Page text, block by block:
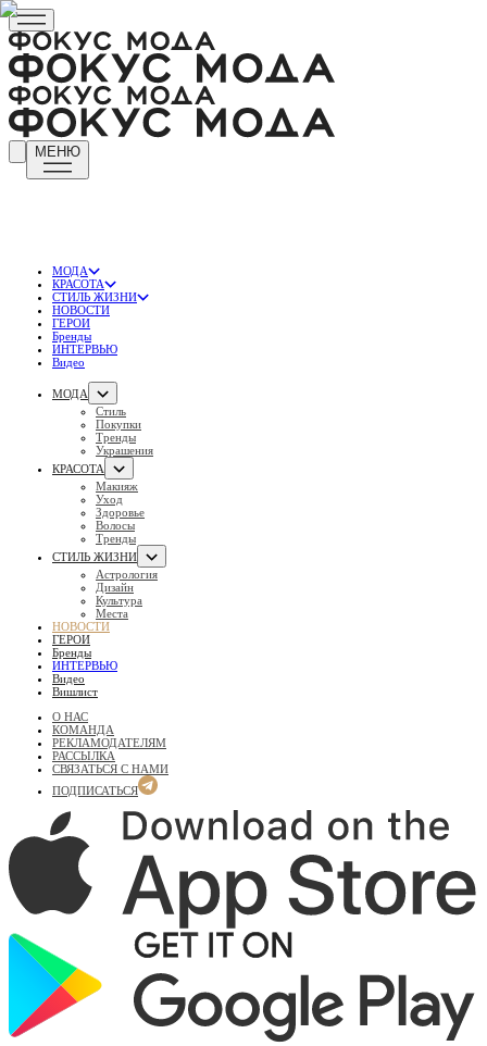
МЕНЮ
МОДА
КРАСОТА
СТИЛЬ ЖИЗНИ
НОВОСТИ
ГЕРОИ
Бренды
ИНТЕРВЬЮ
Видео
МОДА
Стиль
Покупки
Тренды
Украшения
КРАСОТА
Макияж
Уход
Здоровье
Волосы
Тренды
СТИЛЬ ЖИЗНИ
Астрология
Дизайн
Культура
Места
НОВОСТИ
ГЕРОИ
Бренды
ИНТЕРВЬЮ
Видео
Вишлист
О НАС
КОМАНДА
РЕКЛАМОДАТЕЛЯМ
РАССЫЛКА
СВЯЗАТЬСЯ С НАМИ
ПОДПИСАТЬСЯ